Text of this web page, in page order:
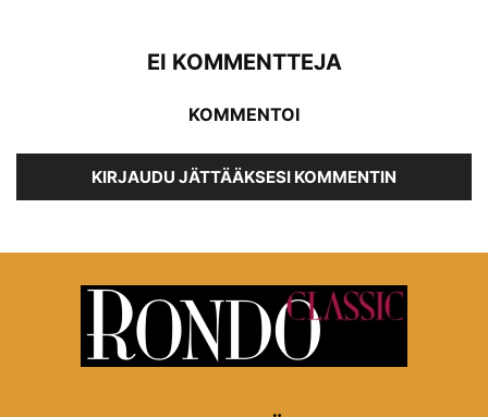
EI KOMMENTTEJA
KOMMENTOI
KIRJAUDU JÄTTÄÄKSESI KOMMENTIN